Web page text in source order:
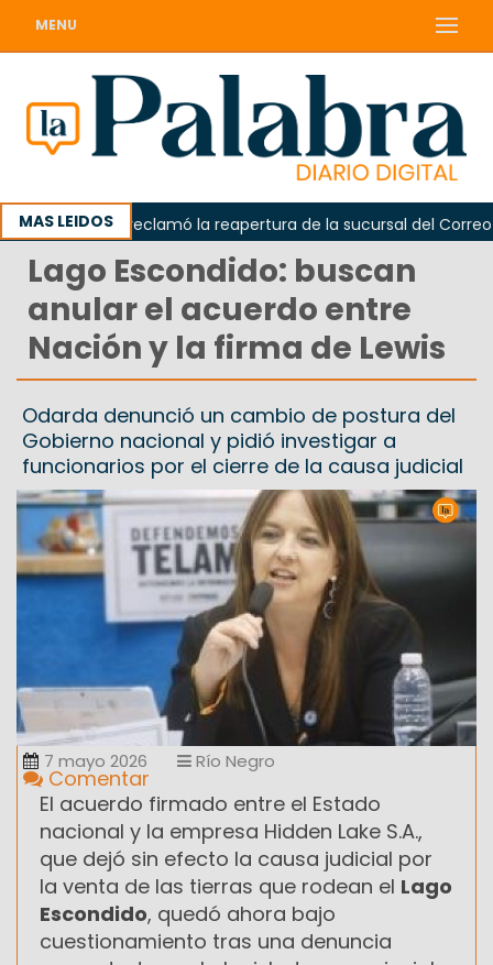
MENU
MAS LEIDOS
Odarda reclamó la reapertura de la sucursal del Correo
Lago Escondido: buscan
anular el acuerdo entre
Nación y la firma de Lewis
Odarda denunció un cambio de postura del
Gobierno nacional y pidió investigar a
funcionarios por el cierre de la causa judicial
7 mayo 2026 Río Negro
Comentar
El acuerdo firmado entre el Estado
nacional y la empresa Hidden Lake S.A.,
que dejó sin efecto la causa judicial por
la venta de las tierras que rodean el Lago
Escondido, quedó ahora bajo
cuestionamiento tras una denuncia